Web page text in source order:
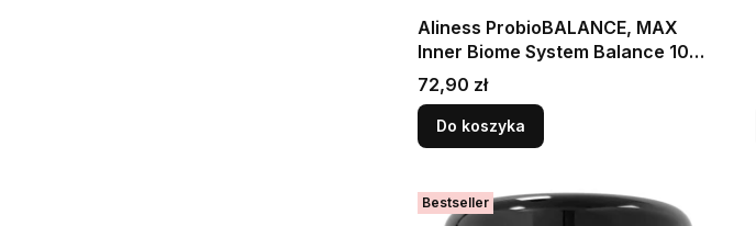
Aliness ProbioBALANCE, MAX
Inner Biome System Balance 10
mld. (IBS) - 60 kapsułek Wspiera
prawidłowe funkcjonowanie jelit
Cena
72,90 zł
Do koszyka
Bestseller